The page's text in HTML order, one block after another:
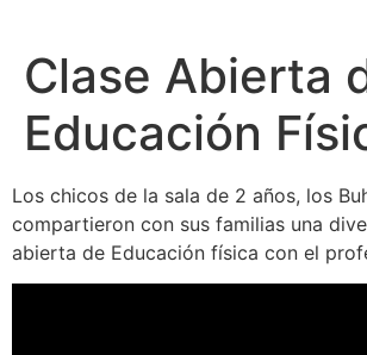
Clase Abierta
Educación
Los chicos de la sala de 2 años, los
compartieron con sus familias una
abierta de Educación física con el